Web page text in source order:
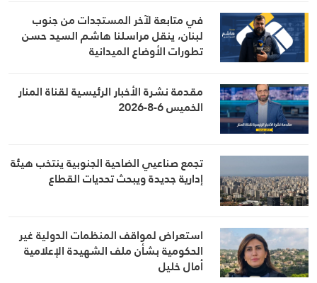
في متابعة لآخر المستجدات من جنوب
لبنان، ينقل مراسلنا هاشم السيد حسن
تطورات الأوضاع الميدانية
مقدمة نشرة الأخبار الرئيسية لقناة المنار
الخميس 6-8-2026
تجمع صناعيي الضاحية الجنوبية ينتخب هيئة
إدارية جديدة ويبحث تحديات القطاع
استعراض لمواقف المنظمات الدولية غير
الحكومية بشأن ملف الشهيدة الإعلامية
أمال خليل